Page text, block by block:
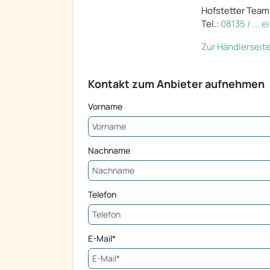
Hofstetter Team
Tel.: 08135 / ...
Zur Händlerseite
Kontakt zum Anbieter aufnehmen
Vorname
Nachname
Telefon
E-Mail*